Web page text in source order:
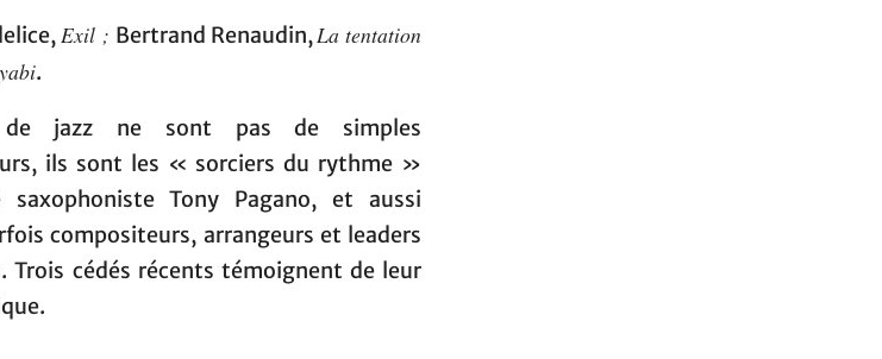
Exil ; Bertrand Renaudin,La tentation
.
jazz ne sont pas de simples
ils sont les « sorciers du rythme »
Tony Pagano, et aussi
compositeurs, arrangeurs et leaders
Trois cédés récents témoignent de leur